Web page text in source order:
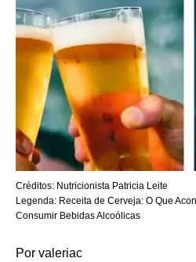
Créditos: Nutricionista Patricia Leite
Legenda: Receita de Cerveja: O Que
Consumir Bebidas Alcoólicas
Por valeriac